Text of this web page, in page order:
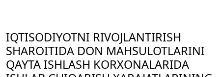
IQTISODIYOTNI RIVOJLANTIRISH
SHAROITIDA DON MAHSULOTLARINI
QAYTA ISHLASH KORXONALARIDA